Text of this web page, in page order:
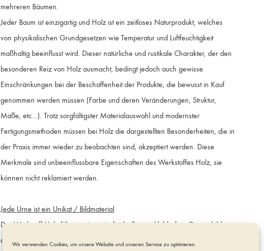
Wir verwenden Cookies, um unsere Website und unseren Service zu optimieren.
mehreren Bäumen.
Jeder Baum ist einzigartig und Holz ist ein zeitloses Naturprodukt, welches
von physikalischen Grundgesetzen wie Temperatur und Luftfeuchtigkeit
maßhaltig beeinflusst wird. Dieser natürliche und rustikale Charakter, der den
besonderen Reiz von Holz ausmacht, bedingt jedoch auch gewisse
Einschränkungen bei der Beschaffenheit der Produkte, die bewusst in Kauf
genommen werden müssen (Farbe und deren Veränderungen, Struktur,
Maße, etc…). Trotz sorgfältigster Materialauswahl und modernster
Fertigungsmethoden müssen bei Holz die dargestellten Besonderheiten, die in
der Praxis immer wieder zu beobachten sind, akzeptiert werden. Diese
Merkmale sind unbeeinflussbare Eigenschaften des Werkstoffes Holz, sie
können nicht reklamiert werden.
Jede Urne ist ein Unikat / Bildmaterial
Der Werkstoff Holz führt zu einem individuellen und lebhaften Gesamtbild,
aber auch dazu, dass eine auf den Bildern abgebildeten Urne nur beispielhaft
Farben / Colours
Quantity
IN DEN WARENKORB